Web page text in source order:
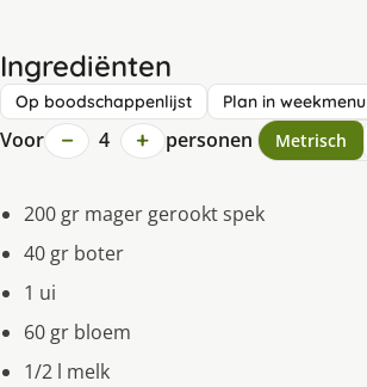
Ingrediënten
Op boodschappenlijst Plan in weekmenu
Voor − 4 + personen Metrisch
200 gr mager gerookt spek
40 gr boter
1 ui
60 gr bloem
1/2 l melk